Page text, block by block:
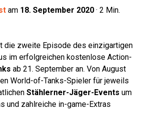
am 18. September 2020 · 2 Min.
die zweite Episode des einzigartigen
im erfolgreichen kostenlose Action-
ab 21. September an. Von August
World-of-Tanks-Spieler für jeweils
Stählerner-Jäger-Events um
und zahlreiche in-game-Extras